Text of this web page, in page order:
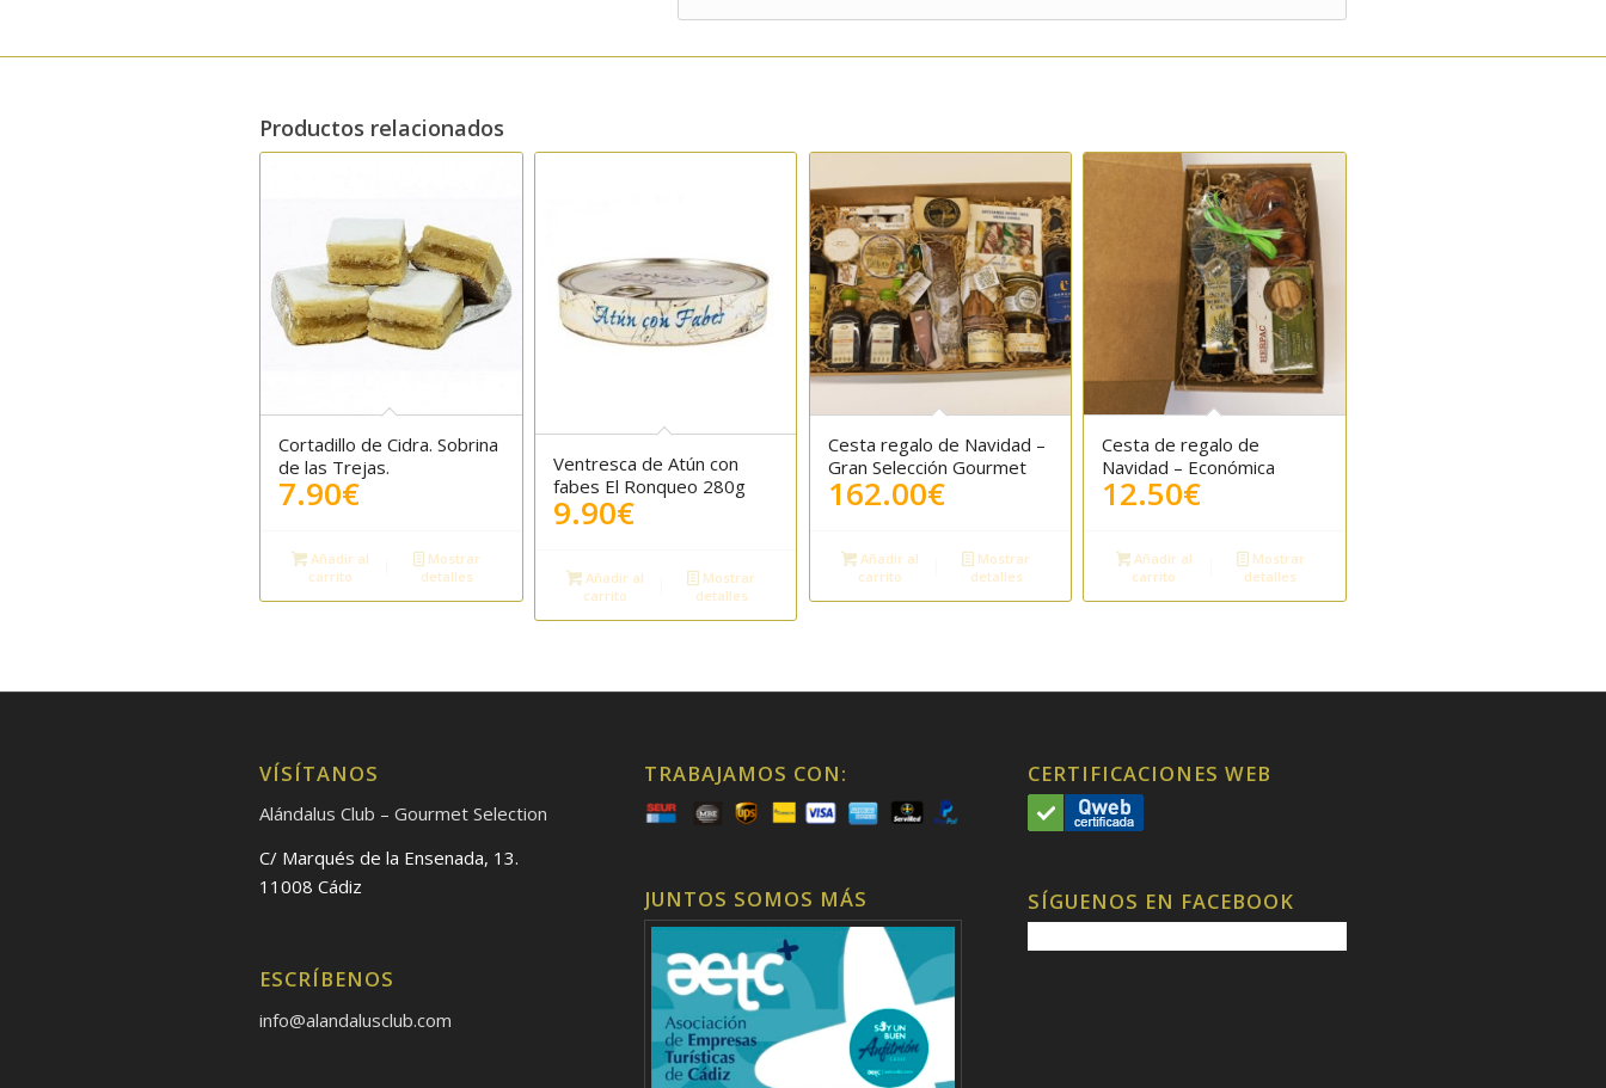
Productos relacionados
Cortadillo de Cidra. Sobrina
de las Trejas.
7.90€
Añadir al
carrito
Mostrar
detalles
Ventresca de Atún con
fabes El Ronqueo 280g
9.90€
Añadir al
carrito
Mostrar
detalles
Cesta regalo de Navidad –
Gran Selección Gourmet
162.00€
Añadir al
carrito
Mostrar
detalles
Cesta de regalo de
Navidad – Económica
12.50€
Añadir al
carrito
Mostrar
detalles
VÍSÍTANOS
Alándalus Club – Gourmet Selection
C/ Marqués de la Ensenada, 13.
11008 Cádiz
ESCRÍBENOS
info@alandalusclub.com
TRABAJAMOS CON:
JUNTOS SOMOS MÁS
CERTIFICACIONES WEB
SÍGUENOS EN FACEBOOK